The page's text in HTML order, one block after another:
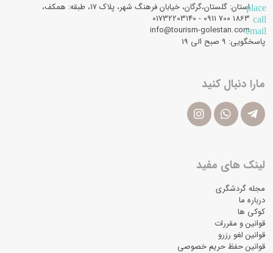
placeاستان: گلستان،گرگان، خیابان فرهنگ شهر، پلاک 17، طبقه: همکف،
call
email
info@tourism-golestan.com
پاسخگویی: ۹ صبح الی 19
مارا دنبال کنید
لینک های مفید
مجله گردشگری
درباره ما
کوکی ها
قوانین و مقررات
قوانین لغو رزرو
قوانین حفظ حریم خصوصی